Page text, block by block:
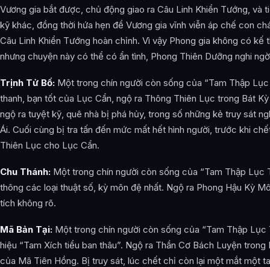
Vương gia bắt được, chủ động giao ra Câu Linh Khiển Tướng, và
kỹ khác, đồng thời hứa hẹn để Vương gia vĩnh viễn áp chế con
Câu Linh Khiển Tướng hoàn chỉnh. Vì vậy Phong gia không có kế
nhưng chuyện này có thể có ẩn tình, Phong Thiên Dưỡng nghi
Trịnh Tử Bố: Một trong chín người còn sống của “Tam Thập
thanh, bạn tốt của Lục Cẩn, ngộ ra Thông Thiên Lục trong Bát
ngộ ra tuyệt kỹ, quê nhà bị phá hủy, trong số những kẻ truy sát
Ái. Cuối cùng bị tra tấn đến mức mất hết hình người, trước khi
Thiên Lục cho Lục Cẩn.
Chu Thánh: Một trong chín người còn sống của “Tam Thập Lục
thông các loại thuật số, kỳ môn đệ nhất. Ngộ ra Phong Hậu Kỳ
tích không rõ.
Mã Bản Tại: Một trong chín người còn sống của “Tam Thập Lục
hiệu “Tam Xích tiểu ban thâu”. Ngộ ra Thần Cơ Bách Luyện
của Mã Tiên Hồng. Bị truy sát, lúc chết chỉ còn lại một mắt một